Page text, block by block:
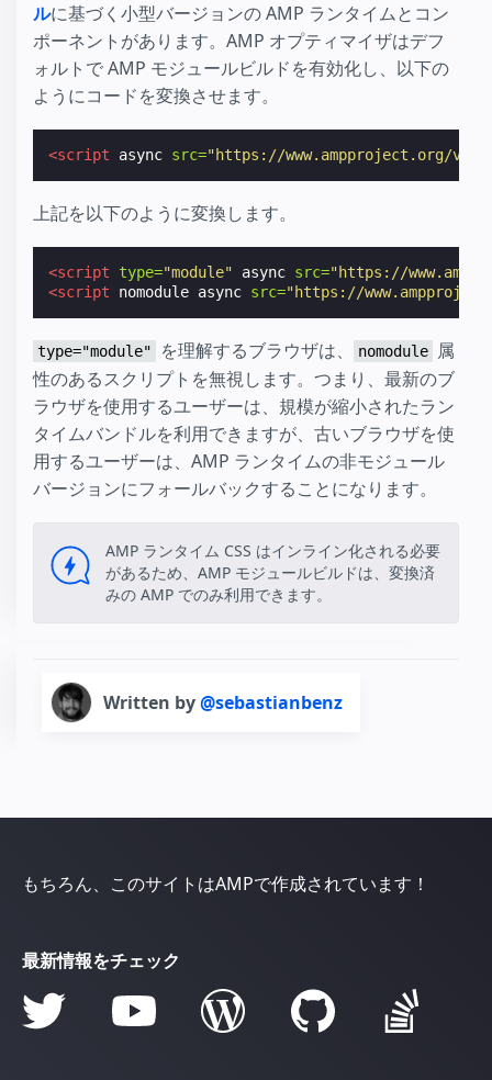
ルに基づく小型バージョンの AMP ランタイムとコン
ポーネントがあります。AMP オプティマイザはデフ
ォルトで AMP モジュールビルドを有効化し、以下の
ようにコードを変換させます。
<script async src="https://www.ampproject.org/
上記を以下のように変換します。
<script type="module" async src="https://
<script
nomodule async src="https://
type="module" を理解するブラウザは、 nomodule
属
性のあるスクリプトを無視します。つまり、最新のブ
ラウザを使用するユーザーは、規模が縮小されたラン
タイムバンドルを利用できますが、古いブラウザを使
用するユーザーは、AMP ランタイムの非モジュール
バージョンにフォールバックすることになります。
AMP ランタイム CSS はインライン化される必要
があるため、AMP モジュールビルドは、変換済
みの AMP でのみ利用できます。
Written by@sebastianbenz
もちろん、このサイトはAMPで作成されています！
最新情報をチェック